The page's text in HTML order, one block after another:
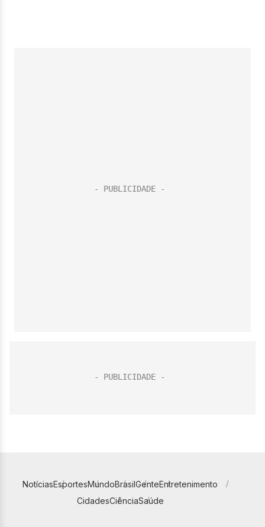
NotíciasEsportesMundoBrasilGenteEntretenimento
CidadesCiênciaSaúde